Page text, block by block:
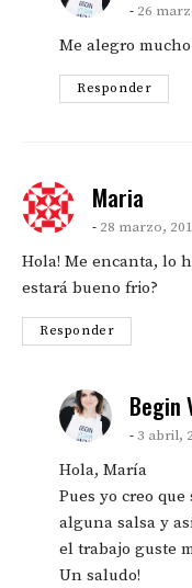
26
Me alegro
Responder
Maria
28 marzo,
Hola! Me encanta, lo
estará bueno frio?
Responder
Begin
3 abril,
Hola, María
Pues yo creo
alguna salsa y
el trabajo guste
Un saludo!